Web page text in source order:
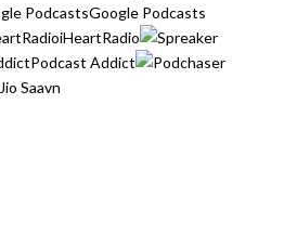
Google Podcasts
iHeartRadio
Podcast Addict
Jio Saavn